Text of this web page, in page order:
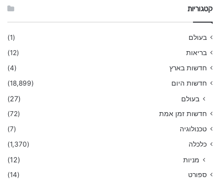
קטגוריות
בעולם
(1)
בריאות
(12)
חדשות בארץ
(4)
חדשות היום
(18,899)
בעולם (27)
חדשות זמן אמת
(72)
טכנולוגיה
(7)
כלכלה
(1,370)
מניות (12)
ספורט
(14)